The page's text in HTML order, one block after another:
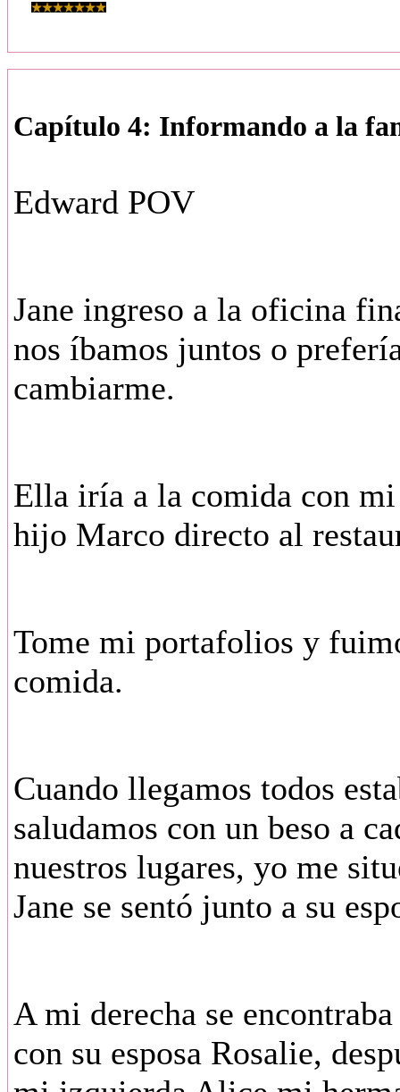
Capítulo 4: Informando a la
Edward POV
Jane ingreso a la oficina
nos íbamos juntos o
cambiarme.
Ella iría a la comida con
hijo Marco directo al
Tome mi portafolios y
comida.
Cuando llegamos todos
saludamos con un beso a
nuestros lugares, yo me
Jane se sentó junto a su
A mi derecha se
con su esposa Rosalie,